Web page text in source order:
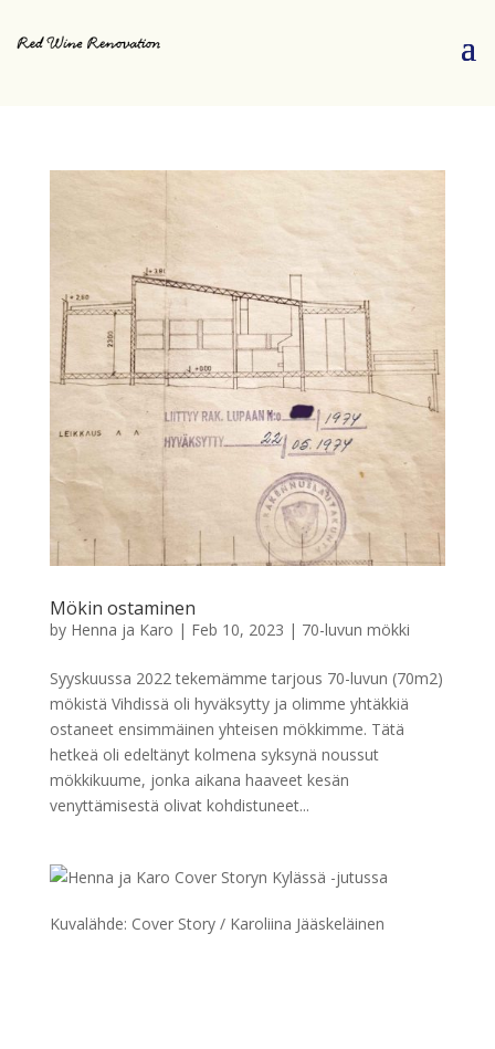
Mökin ostaminen
by Henna ja Karo | Feb 10, 2023 | 70-luvun mökki
Syyskuussa 2022 tekemämme tarjous 70-luvun (70m2)
mökistä Vihdissä oli hyväksytty ja olimme yhtäkkiä
ostaneet ensimmäinen yhteisen mökkimme. Tätä
hetkeä oli edeltänyt kolmena syksynä noussut
mökkikuume, jonka aikana haaveet kesän
venyttämisestä olivat kohdistuneet...
Kuvalähde: Cover Story / Karoliina Jääskeläinen